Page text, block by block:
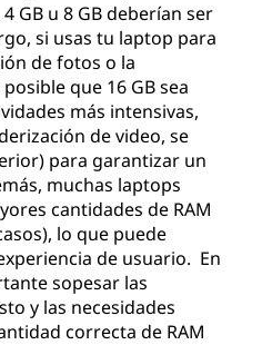
GB u 8 GB deberían ser
si usas tu laptop para
de fotos o la
que 16 GB sea
más intensivas,
de video, se
para garantizar un
muchas laptops
cantidades de RAM
lo que puede
de usuario. En
sopesar las
y las necesidades
correcta de RAM